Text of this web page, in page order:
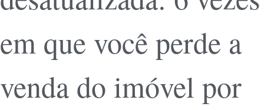
em que você perde a
venda do imóvel por